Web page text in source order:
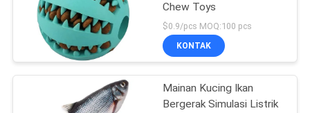
Chew Toys
$0.9/pcs MOQ:100 pcs
KONTAK
Mainan Kucing Ikan
Bergerak Simulasi Listrik